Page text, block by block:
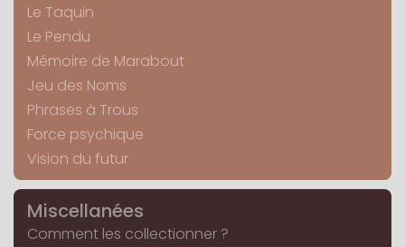
Le Taquin
Le Pendu
Mémoire de Marabout
Jeu des Noms
Phrases à Trous
Force psychique
Vision du futur
Miscellanées
Comment les collectionner ?